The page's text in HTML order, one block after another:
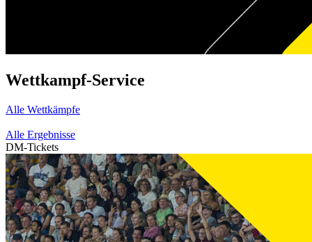
Wettkampf-Service
Alle Wettkämpfe
Alle Ergebnisse
DM-Tickets